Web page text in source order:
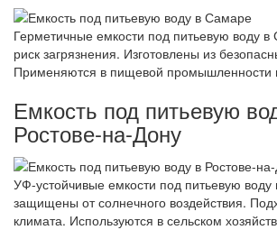
Герметичные емкости под питьевую воду
риск загрязнения. Изготовлены из
Применяются в пищевой промышленности
Емкость под питьевую
Ростове-на-Дону
УФ-устойчивые емкости под питьевую воду
защищены от солнечного воздействия.
климата. Используются в сельском